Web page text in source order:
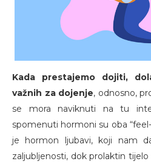
Kada prestajemo dojiti,
važnih za dojenje, odnosno,
se mora naviknuti na tu
spomenuti hormoni su oba
je hormon ljubavi, koji nam
zaljubljenosti, dok prolaktin